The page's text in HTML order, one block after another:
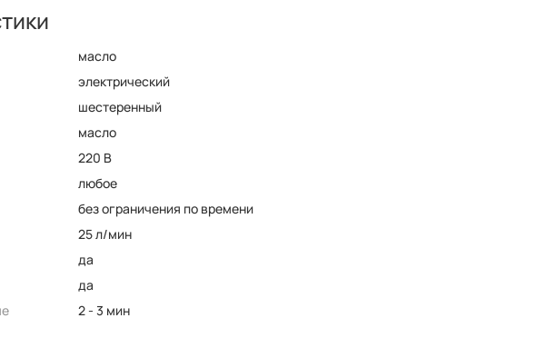
масло
электрический
шестеренный
масло
220 В
любое
без ограничения по времени
25 л/мин
да
да
2 - 3 мин